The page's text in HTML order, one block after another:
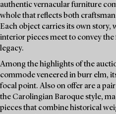
authentic vernacular furniture
whole that reflects both
Each object carries its own story,
interior pieces meet to convey
legacy.
Among the highlights of the
commode veneered in burr elm,
focal point. Also on offer are a
the Carolingian Baroque style,
pieces that combine historical